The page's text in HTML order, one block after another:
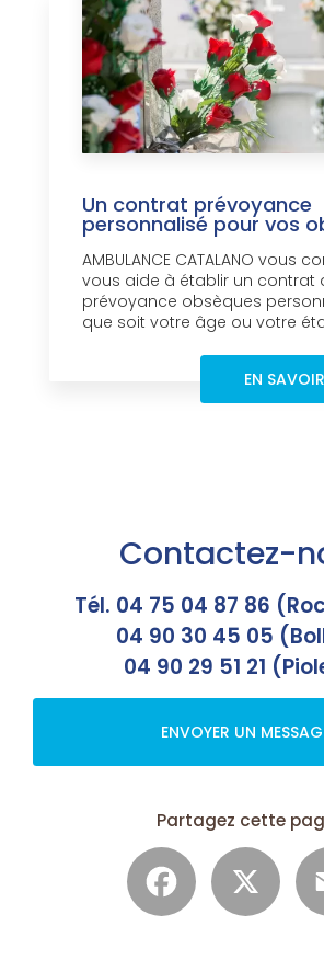
Un contrat prévoyance
personnalisé pour vos
AMBULANCE CATALANO vous
vous aide à établir un contrat
prévoyance obsèques
que soit votre âge ou votre
EN
Contactez-
Tél. 04 75 04 87 86
04 90 30 45 05
04 90 29 51 21
ENVOYER UN
Partagez cette
Facebook